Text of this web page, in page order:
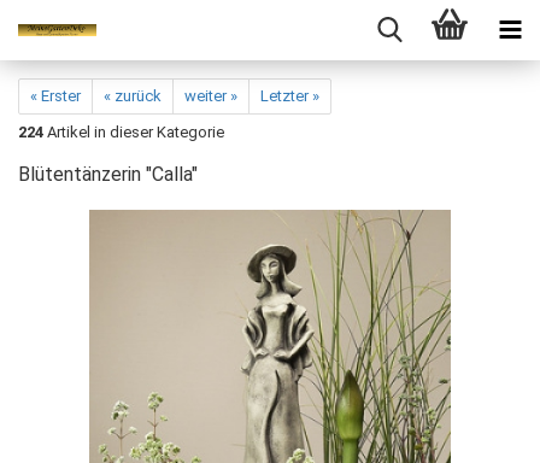
« Erster « zurück weiter »
Letzter »
224 Artikel in dieser Kategorie
Blütentänzerin "Calla"